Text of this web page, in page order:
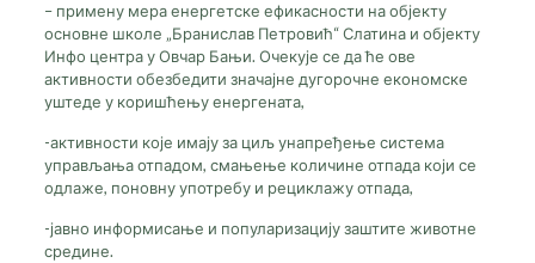
– примену мера енергетске ефикасности на објекту
основне школе „Бранислав Петровић“ Слатина и објекту
Инфо центра у Овчар Бањи. Очекује се да ће ове
активности обезбедити значајне дугорочне економске
уштеде у коришћењу енергената,
-активности које имају за циљ унапређење система
управљања отпадом, смањење количине отпада који се
одлаже, поновну употребу и рециклажу отпада,
-јавно информисање и популаризацију заштите животне
средине.